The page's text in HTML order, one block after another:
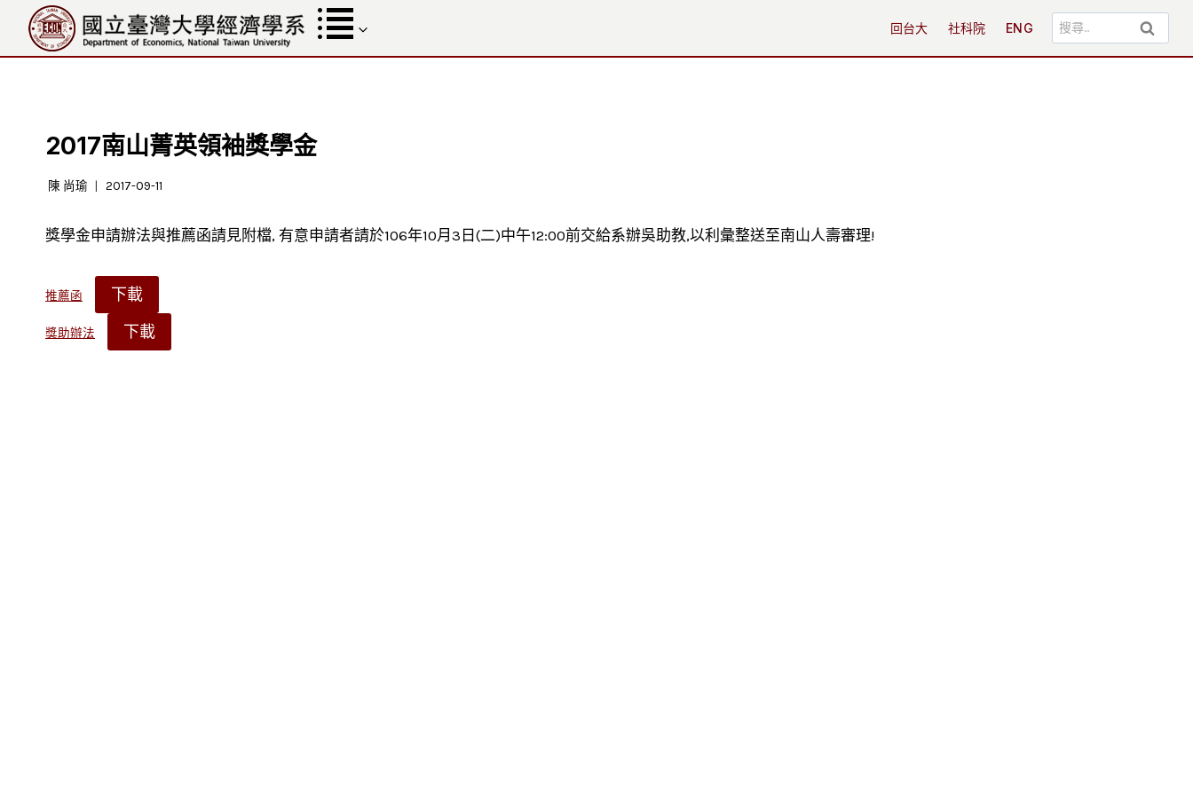
內
回台大 社科院 ENG
搜
尋
2017南山菁英領袖獎學金
陳 尚瑜 2017-09-11
獎學金申請辦法與推薦函請見附檔, 有意申請者請於106年10月3日(二)中午12:00前交給系辦吳助教,以利彙整送至南山人壽審理!
推薦函 下載
獎助辦法 下載